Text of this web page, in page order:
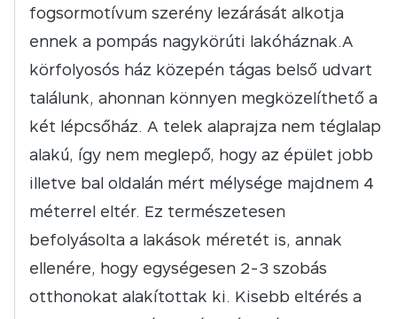
fogsormotívum szerény lezárását alkotja
ennek a pompás nagykörúti lakóháznak.A
körfolyosós ház közepén tágas belső udvart
találunk, ahonnan könnyen megközelíthető a
két lépcsőház. A telek alaprajza nem téglalap
alakú, így nem meglepő, hogy az épület jobb
illetve bal oldalán mért mélysége majdnem 4
méterrel eltér. Ez természetesen
befolyásolta a lakások méretét is, annak
ellenére, hogy egységesen 2-3 szobás
otthonokat alakítottak ki. Kisebb eltérés a